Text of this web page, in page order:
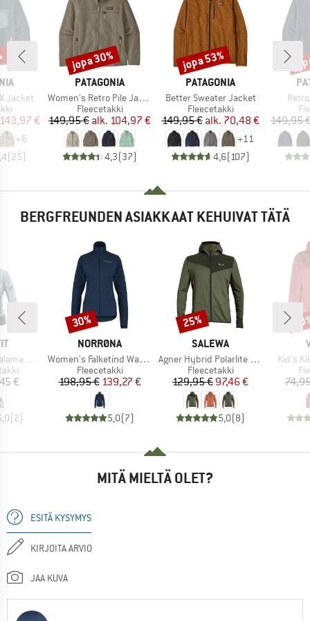
Jacket
hinta
143,97 €
+6
(25)
MERKKI
PATAGONIA
Tuote
Women's Retro Pile Jacket
Tuoteryhmä
Fleecetakki
Hinta
149,95 € Alennettu hinta
alk. 104,97 €
4,3(37)
Alennus
jopa 30%
MERKKI
PATAGONIA
Tuote
Better Sweater Jacket
Tuoteryhmä
Fleecetakki
Hinta
149,95 € Alennettu hinta
alk. 70,48 €
+11
4,6(107)
Alennus
jopa 53%
Tuote
149,95
BERGFREUNDEN ASIAKKAAT KEHUIVAT TÄTÄ
Jacket
€
(2)
MERKKI
NORRØNA
Tuote
Women's Falketind Warm1 Jacket
Tuoteryhmä
Fleecetakki
Hinta
198,95 €Alennettu hinta
139,27 €
5,0(7)
Alennus
30%
MERKKI
SALEWA
Tuote
Agner Hybrid Polarlite Durastretch Fullzip Hoody
Tuoteryhmä
Fleecetakki
Hinta
129,95 €Alennettu hinta
97,46 €
5,0(8)
Alennus
25%
Tuote
Kid's
MITÄ MIELTÄ OLET?
ESITÄ KYSYMYS
KIRJOITA ARVIO
JAA KUVA